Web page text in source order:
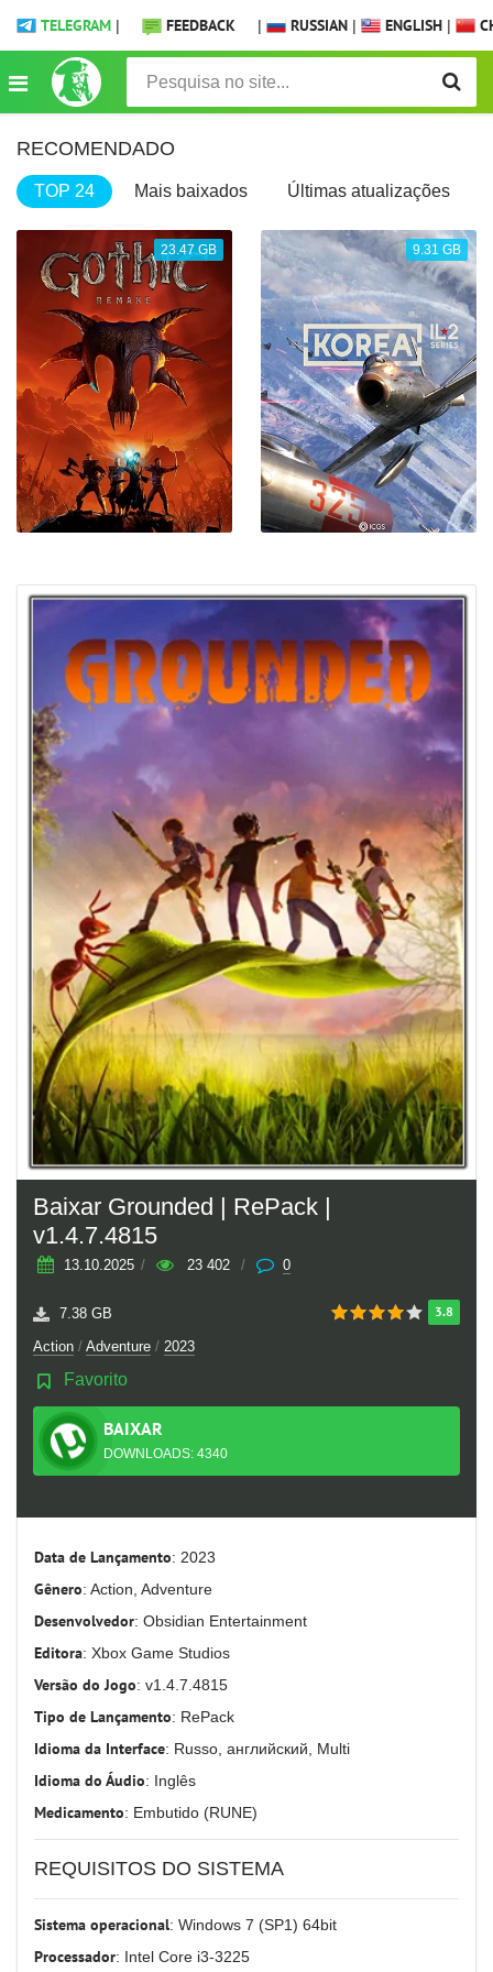
TELEGRAM | FEEDBACK | RUSSIAN | ENGLISH |
RECOMENDADO
TOP 24 Mais baixados Últimas atualizações
23.47 GB 9.31 GB
Baixar Grounded | RePack |
v1.4.7.4815
13.10.2025 / 23 402 / 0
3.8
7.38 GB
Action / Adventure / 2023
Favorito
BAIXAR
TORRENTDOWNLOADS: 4340
Data de Lançamento: 2023
Gênero: Action, Adventure
Desenvolvedor: Obsidian Entertainment
Editora: Xbox Game Studios
Versão do Jogo: v1.4.7.4815
Tipo de Lançamento: RePack
Idioma da Interface: Russo, английский, Multi
Idioma do Áudio: Inglês
Medicamento: Embutido (RUNE)
REQUISITOS DO SISTEMA
Sistema operacional: Windows 7 (SP1) 64bit
Processador: Intel Core i3-3225